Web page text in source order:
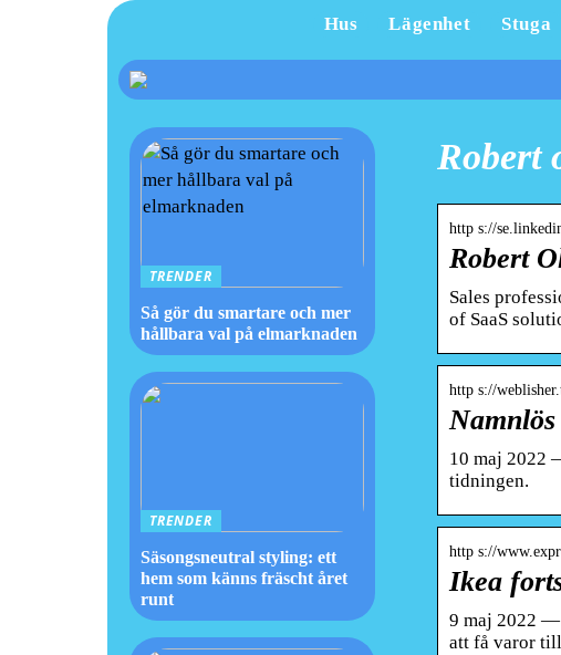
Hus Lägenhet Stuga
Robert
http s://
Robert
Sales
of SaaS
http s://
Namnlös
10 maj 2022
tidningen.
http s://
Ikea
9 maj 2022 —
att få varor
TRENDER
Så gör du smartare och mer
hållbara val på elmarknaden
TRENDER
Säsongsneutral styling: ett
hem som känns fräscht året
runt